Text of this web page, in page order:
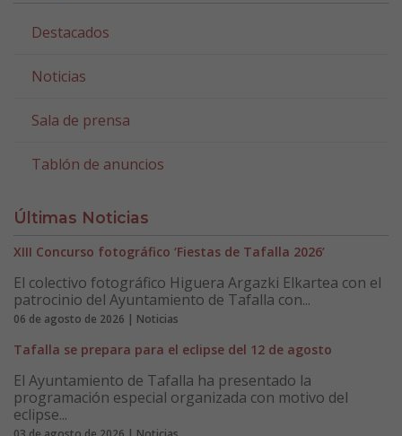
Destacados
Noticias
Sala de prensa
Tablón de anuncios
Últimas Noticias
XIII Concurso fotográfico ‘Fiestas de Tafalla 2026’
El colectivo fotográfico Higuera Argazki Elkartea con el
patrocinio del Ayuntamiento de Tafalla con...
06 de agosto de 2026 | Noticias
Tafalla se prepara para el eclipse del 12 de agosto
El Ayuntamiento de Tafalla ha presentado la
programación especial organizada con motivo del
eclipse...